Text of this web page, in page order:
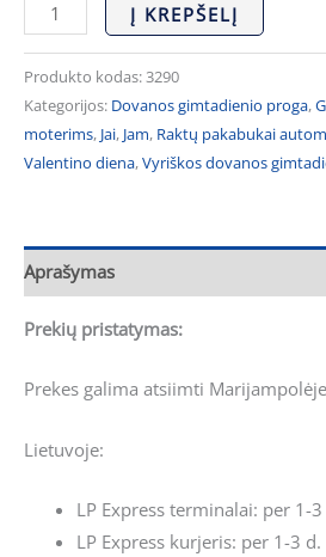
Į KREPŠELĮ
Produkto kodas:3290
Kategorijos: Dovanos gimtadienio proga,
moterims, Jai, Jam, Raktų pakabukai
Valentino diena,Vyriškos dovanos
Aprašymas
Prekių pristatymas:
Prekes galima atsiimti
Lietuvoje:
LP Express terminalai: per 1-3
LP Express kurjeris: per 1-3 d.